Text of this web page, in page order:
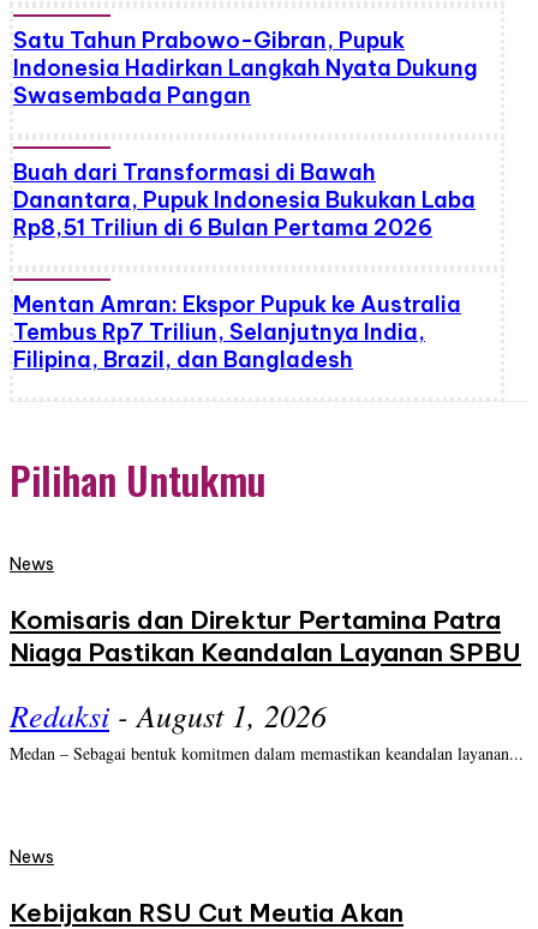
Satu Tahun Prabowo-Gibran, Pupuk
Indonesia Hadirkan Langkah Nyata Dukung
Swasembada Pangan
Buah dari Transformasi di Bawah
Danantara, Pupuk Indonesia Bukukan Laba
Rp8,51 Triliun di 6 Bulan Pertama 2026
Mentan Amran: Ekspor Pupuk ke Australia
Tembus Rp7 Triliun, Selanjutnya India,
Filipina, Brazil, dan Bangladesh
Pilihan Untukmu
News
Komisaris dan Direktur Pertamina Patra
Niaga Pastikan Keandalan Layanan SPBU
Redaksi - August 1, 2026
Medan – Sebagai bentuk komitmen dalam memastikan keandalan layanan...
News
Kebijakan RSU Cut Meutia Akan